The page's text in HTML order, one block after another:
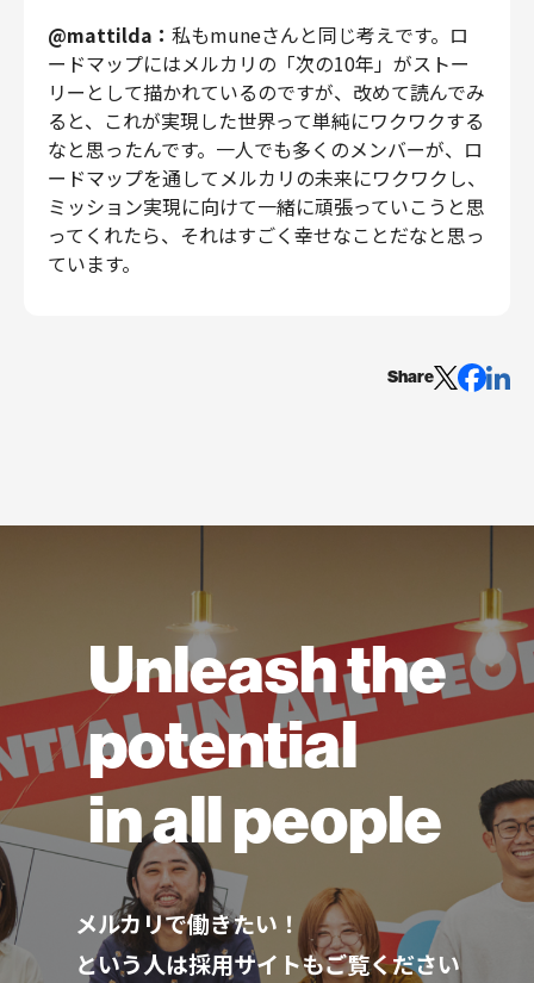
@mattilda： 私もmuneさんと同じ考えです。ロ
ードマップにはメルカリの「次の10年」がストー
リーとして描かれているのですが、改めて読んでみ
ると、これが実現した世界って単純にワクワクする
なと思ったんです。一人でも多くのメンバーが、ロ
ードマップを通してメルカリの未来にワクワクし、
ミッション実現に向けて一緒に頑張っていこうと思
ってくれたら、それはすごく幸せなことだなと思っ
ています。
Share
Unleash the
potential
in all people
メルカリで働きたい！
という人は採用サイトもご覧ください